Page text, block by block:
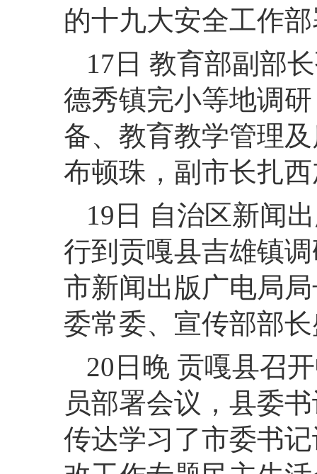
的十九大安全工作
17日 教育部副部
德秀镇完小等地调
备、教育教学管理
布顿珠，副市长扎
19日 自治区新闻
行到贡嘎县吉雄镇
市新闻出版广电局
委常委、宣传部部
20日晚 贡嘎县召
员部署会议，县委
传达学习了市委书